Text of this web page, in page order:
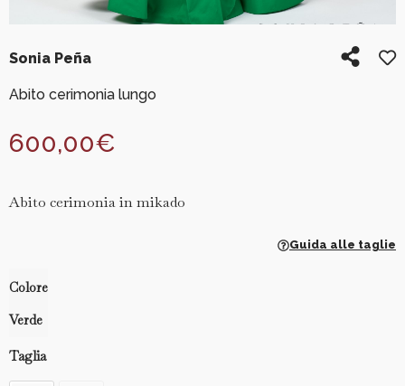
Sonia Peña
Abito cerimonia lungo
600,00€
Abito cerimonia in mikado
Guida alle taglie
Colore
Verde
Taglia